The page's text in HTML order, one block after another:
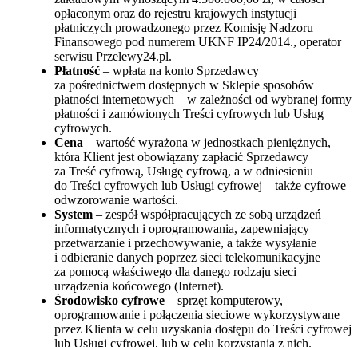
opłaconym oraz do rejestru krajowych instytucji
płatniczych prowadzonego przez Komisję Nadzoru
Finansowego pod numerem UKNF IP24/2014., operator
serwisu Przelewy24.pl.
Płatność – wpłata na konto Sprzedawcy
za pośrednictwem dostępnych w Sklepie sposobów
płatności internetowych – w zależności od wybranej formy
płatności i zamówionych Treści cyfrowych lub Usług
cyfrowych.
Cena – wartość wyrażona w jednostkach pieniężnych,
która Klient jest obowiązany zapłacić Sprzedawcy
za Treść cyfrową, Usługę cyfrową, a w odniesieniu
do Treści cyfrowych lub Usługi cyfrowej – także cyfrowe
odwzorowanie wartości.
System – zespół współpracujących ze sobą urządzeń
informatycznych i oprogramowania, zapewniający
przetwarzanie i przechowywanie, a także wysyłanie
i odbieranie danych poprzez sieci telekomunikacyjne
za pomocą właściwego dla danego rodzaju sieci
urządzenia końcowego (Internet).
Środowisko cyfrowe – sprzęt komputerowy,
oprogramowanie i połączenia sieciowe wykorzystywane
przez Klienta w celu uzyskania dostępu do Treści cyfrowej
lub Usługi cyfrowej, lub w celu korzystania z nich.